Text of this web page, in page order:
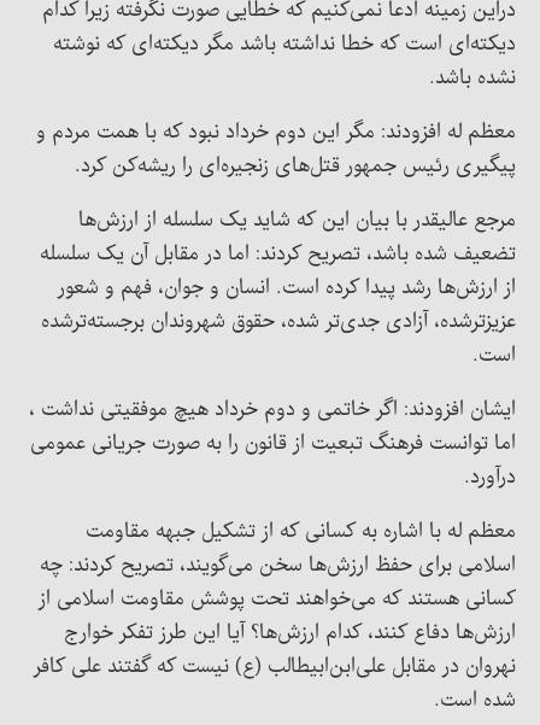
دراین زمینه ادعا نمی‌کنیم که خطایی صورت نگرفته زیرا کدام
دیکته‌ای است که خطا نداشته باشد مگر دیکته‌ای که نوشته
نشده باشد.
معظم له افزودند: مگر این دوم خرداد نبود که ‌با همت مردم و
پیگیری رئیس جمهور قتل‌های زنجیره‌ای را ریشه‌کن کرد.
مرجع عالیقدر با بیان این که شاید یک سلسله از ارزش‌ها
تضعیف شده باشد، تصریح کردند: اما در مقابل آن یک سلسله
از ارزش‌ها رشد پیدا کرده است. انسان و جوان، فهم و شعور
عزیزترشده، آزادی جدی‌تر شده، حقوق شهروندان برجسته‌ترشده
است.
ایشان افزودند: اگر خاتمی و دوم خرداد هیچ موفقیتی نداشت ،
اما توانست فرهنگ تبعیت از قانون را به صورت جریانی عمومی
درآورد.
معظم له با اشاره به کسانی که از تشکیل جبهه مقاومت
اسلامی برای حفظ ارزش‌ها سخن می‌گویند، تصریح کردند: چه
کسانی هستند که می‌خواهند تحت پوشش مقاومت اسلامی از
ارزش‌ها دفاع کنند، کدام ارزش‌ها؟ آیا این طرز تفکر خوارج
نهروان در مقابل علی‌ابن‌ابیطالب (ع) نیست که گفتند علی کافر
شده است.